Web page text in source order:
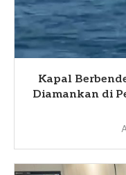
Kapal
Diamankan di